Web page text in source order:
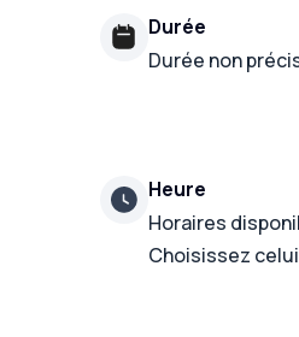
Durée
Durée non
Heure
Horaires
Choisissez